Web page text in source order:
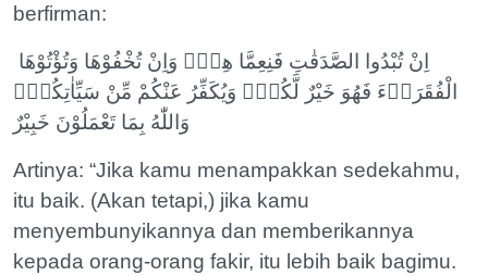
berfirman:
الْفُقَرَاۤءَ فَهُوَ خَيْرٌ لَّكُمْۗ وَيُكَفِّرُ عَنْكُمْ مِّنْ سَيِّاٰتِكُمْۗ
Artinya: “Jika kamu menampakkan sedekahmu,
itu baik. (Akan tetapi,) jika kamu
menyembunyikannya dan memberikannya
kepada orang-orang fakir, itu lebih baik bagimu.